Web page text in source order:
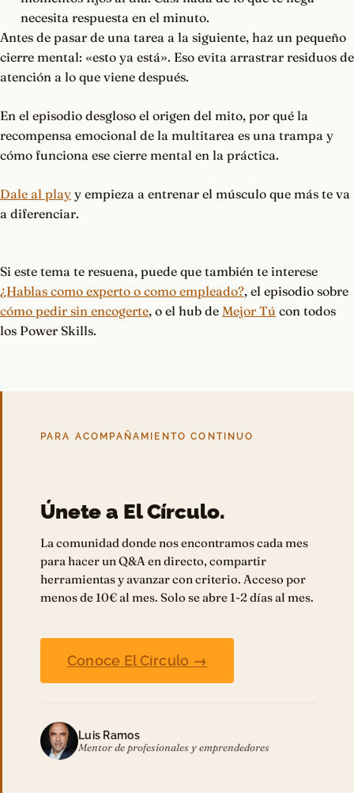
necesita respuesta en el minuto.
Antes de pasar de una tarea a la siguiente, haz un pequeño
cierre mental: «esto ya está». Eso evita arrastrar residuos de
atención a lo que viene después.
En el episodio desgloso el origen del mito, por qué la
recompensa emocional de la multitarea es una trampa y
cómo funciona ese cierre mental en la práctica.
Dale al play y empieza a entrenar el músculo que más te va
a diferenciar.
Si este tema te resuena, puede que también te interese
¿Hablas como experto o como empleado?, el episodio sobre
cómo pedir sin encogerte, o el hub de Mejor Tú con todos
los Power Skills.
PARA ACOMPAÑAMIENTO CONTINUO
Únete a El Círculo.
La comunidad donde nos encontramos cada mes
para hacer un Q&A en directo, compartir
herramientas y avanzar con criterio. Acceso por
menos de 10€ al mes. Solo se abre 1-2 días al mes.
Conoce El Círculo →
Luis Ramos
Mentor de profesionales y emprendedores